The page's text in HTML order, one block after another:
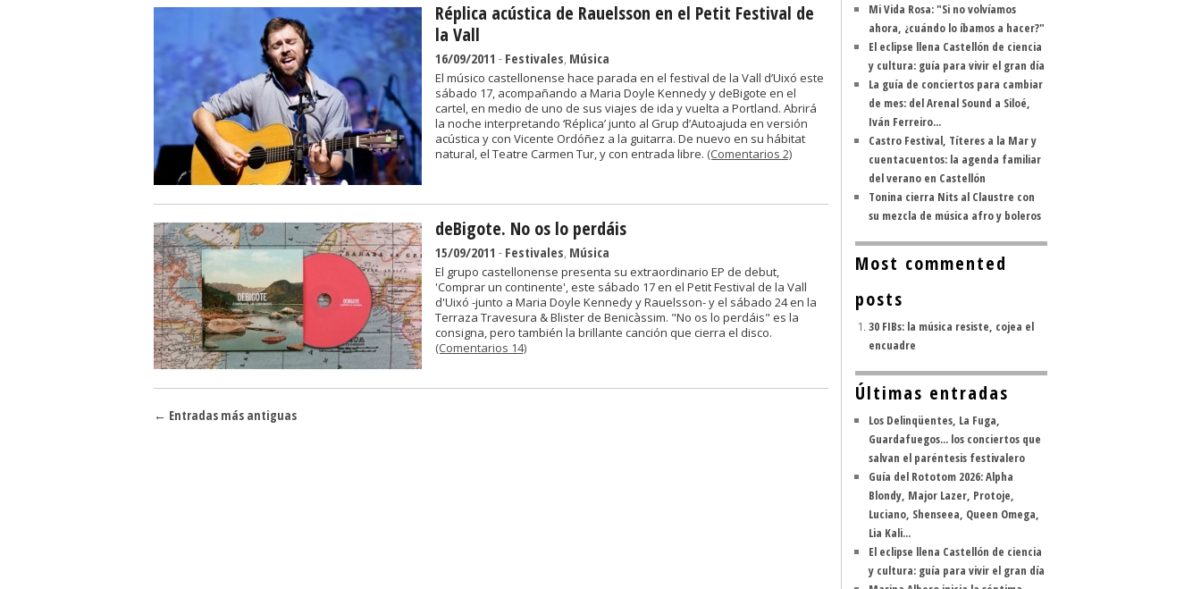
Réplica acústica de Rauelsson en el Petit Festival de
la Vall
16/09/2011 - Festivales, Música
El músico castellonense hace parada en el festival de la Vall d’Uixó este
sábado 17, acompañando a Maria Doyle Kennedy y deBigote en el
cartel, en medio de uno de sus viajes de ida y vuelta a Portland. Abrirá
la noche interpretando ‘Réplica’ junto al Grup d’Autoajuda en versión
acústica y con Vicente Ordóñez a la guitarra. De nuevo en su hábitat
natural, el Teatre Carmen Tur, y con entrada libre. (Comentarios 2)
deBigote. No os lo perdáis
15/09/2011 - Festivales, Música
El grupo castellonense presenta su extraordinario EP de debut,
'Comprar un continente', este sábado 17 en el Petit Festival de la Vall
d'Uixó -junto a Maria Doyle Kennedy y Rauelsson- y el sábado 24 en la
Terraza Travesura & Blister de Benicàssim. "No os lo perdáis" es la
consigna, pero también la brillante canción que cierra el disco.
(Comentarios 14)
Navegador de artículos
← Entradas más antiguas
Mi Vida Rosa: "Si no volvíamos
ahora, ¿cuándo lo íbamos a hacer?"
El eclipse llena Castellón de ciencia
y cultura: guía para vivir el gran día
La guía de conciertos para cambiar
de mes: del Arenal Sound a Siloé,
Iván Ferreiro...
Castro Festival, Títeres a la Mar y
cuentacuentos: la agenda familiar
del verano en Castellón
Tonina cierra Nits al Claustre con
su mezcla de música afro y boleros
Most commented
posts
30 FIBs: la música resiste, cojea el
encuadre
Últimas entradas
Los Delinqüentes, La Fuga,
Guardafuegos... los conciertos que
salvan el paréntesis festivalero
Guía del Rototom 2026: Alpha
Blondy, Major Lazer, Protoje,
Luciano, Shenseea, Queen Omega,
Lia Kali...
El eclipse llena Castellón de ciencia
y cultura: guía para vivir el gran día